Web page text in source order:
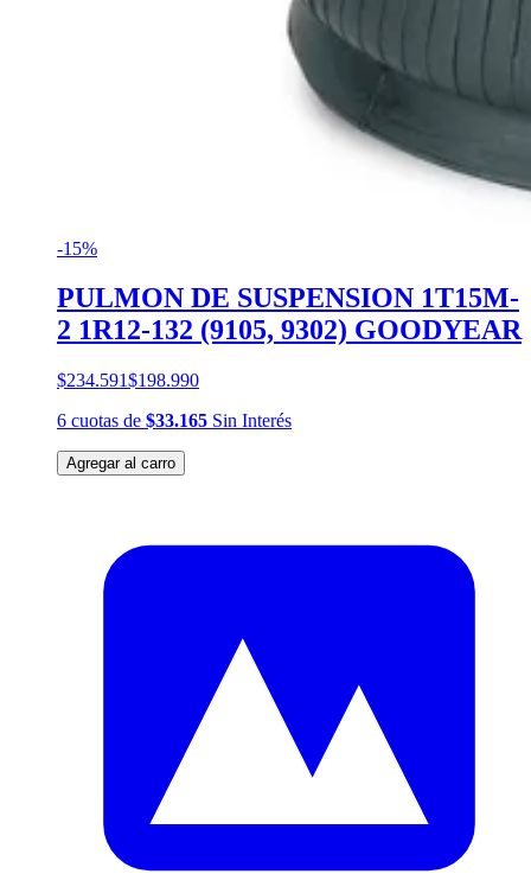
-15%
PULMON DE SUSPENSION 1T15M-
2 1R12-132 (9105, 9302) GOODYEAR
$234.591$198.990
6 cuotas de $33.165 Sin Interés
Agregar al carro